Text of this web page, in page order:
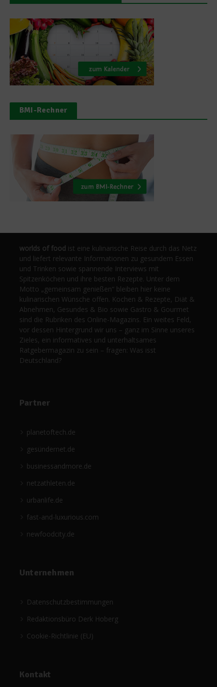
BMI-Rechner
worlds of food ist eine kulinarische Reise durch das Netz
und liefert relevante Informationen zu gesundem Essen
und Trinken sowie spannende Interviews mit
Spitzenköchen und ihre besten Rezepte. Unter dem
Motto „gemeinsam genießen“ bleiben hier keine
kulinarischen Wünsche offen. Kochen & Rezepte, Diät &
Abnehmen, Gesundes & Bio sowie Gastro & Gourmet
sind die Rubriken des Online-Magazins. Ein weites Feld,
vor dessen Hintergrund wir uns – ganz im Sinne unseres
Zieles, ein informatives und unterhaltsames
Ratgebermagazin zu sein – fragen: Was isst
Deutschland?
Partner
planetoftech.de
gesündernet.de
businessandmore.de
netzathleten.de
urbanlife.de
fast-and-luxurious.com
newfoodcity.de
Unternehmen
Datenschutzbestimmungen
Redaktionsbüro Derk Hoberg
Cookie-Richtlinie (EU)
Kontakt